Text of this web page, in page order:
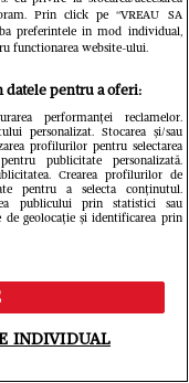
Prin click pe “VREAU SA
preferintele in mod individual,
functionarea website-ului.
datele pentru a oferi:
performanței reclamelor.
personalizat. Stocarea și/sau
profilurilor pentru selectarea
publicitate personalizată.
Crearea profilurilor de
pentru a selecta conținutul.
publicului prin statistici sau
geolocație și identificarea prin
INDIVIDUAL